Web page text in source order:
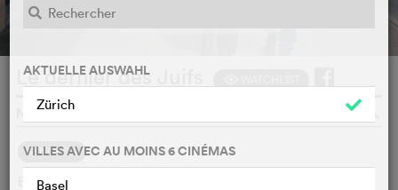
Le dernier des Juifs
NOÉ DEBRÉ, FRANCE, 2024
SYNOPSIS
Bellisha a 27 ans et mène une vie de petit retraité, il va au
AKTUELLE AUSWAHL
Zürich
VILLES AVEC AU MOINS 6 CINÉMAS
Basel